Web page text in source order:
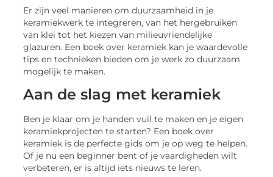
Er zijn veel manieren om duurzaamheid in je
keramiekwerk te integreren, van het hergebruiken
van klei tot het kiezen van milieuvriendelijke
glazuren. Een boek over keramiek kan je waardevolle
tips en technieken bieden om je werk zo duurzaam
mogelijk te maken.
Aan de slag met keramiek
Ben je klaar om je handen vuil te maken en je eigen
keramiekprojecten te starten? Een boek over
keramiek is de perfecte gids om je op weg te helpen.
Of je nu een beginner bent of je vaardigheden wilt
verbeteren, er is altijd iets nieuws te leren.